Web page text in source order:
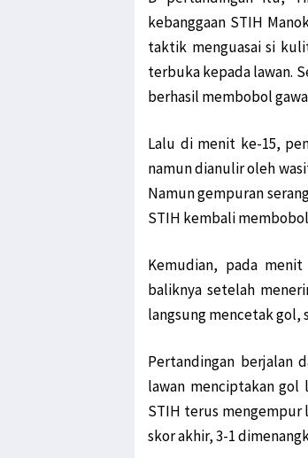
Jalan
Senator
Usai
KAWAL
Kabar
Koalisi
Jabat
Unik! Ini
Senator
Filep: HUT
Polisi:
Presiden
Polda
TPNPB
kebanggaan STIH
taktik menguasai si
terbuka kepada lawan.
berhasil membobol
Lalu di menit ke-15,
namun dianulir oleh
Namun gempuran
STIH kembali
Kemudian, pada
baliknya setelah
langsung mencetak
Pertandingan berjalan
lawan menciptakan
STIH terus mengempur
skor akhir, 3-1